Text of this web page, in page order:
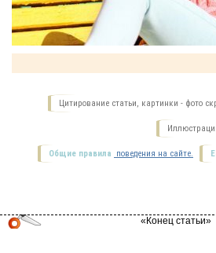
Цитирование статьи, картинки - фото
Общие правила поведения на сайте.